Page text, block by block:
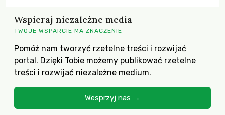
Wspieraj niezależne media
TWOJE WSPARCIE MA ZNACZENIE
Pomóż nam tworzyć rzetelne treści i rozwijać
portal. Dzięki Tobie możemy publikować rzetelne
treści i rozwijać niezależne medium.
Wesprzyj nas →